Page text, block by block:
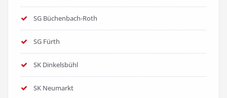
SG Büchenbach-Roth
SG Fürth
SK Dinkelsbühl
SK Neumarkt